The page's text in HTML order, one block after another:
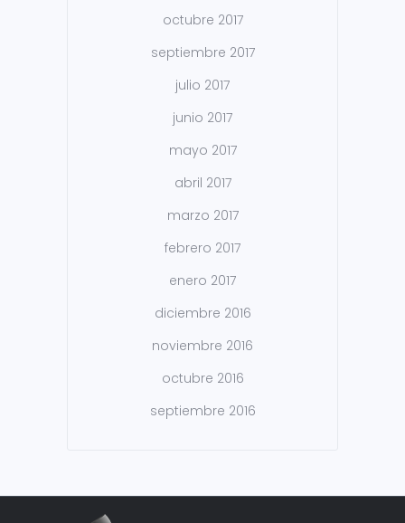
octubre 2017
septiembre 2017
julio 2017
junio 2017
mayo 2017
abril 2017
marzo 2017
febrero 2017
enero 2017
diciembre 2016
noviembre 2016
octubre 2016
septiembre 2016